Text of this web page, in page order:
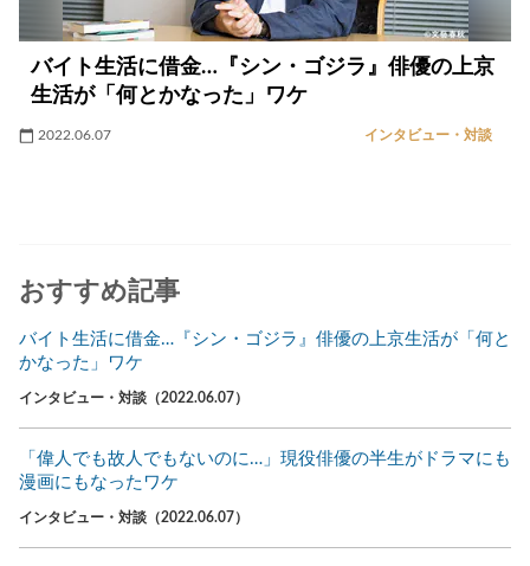
バイト生活に借金…『シン・ゴジラ』俳優の上京
生活が「何とかなった」ワケ
2022.06.07 インタビュー・対談
おすすめ記事
バイト生活に借金…『シン・ゴジラ』俳優の上京生活が「何と
かなった」ワケ
インタビュー・対談（2022.06.07）
「偉人でも故人でもないのに…」現役俳優の半生がドラマにも
漫画にもなったワケ
インタビュー・対談（2022.06.07）